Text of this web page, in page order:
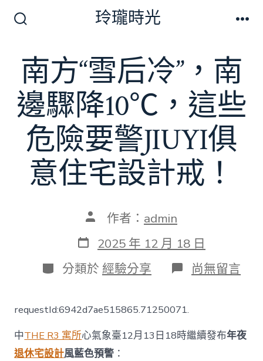
切
換
開
關
玲瓏時光
南方“雪后冷”，南
邊驟降10℃，這些
危險要警JIUYI俱
意住宅設計戒！
文
作
者
作者： admin
發
表
日
期
2025 年 12 月 18 日
分
類
分類於 經驗分享 在
〈南
冷”，
南
尚無留言
requestId:6942d7ae515865.71250071.
中THE R3 寓所心氣象臺12月13日18時繼續發布年夜
退休宅設計風藍色預警 ：